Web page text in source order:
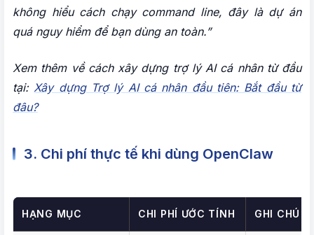
không hiểu cách chạy command line, đây là dự án
quá nguy hiểm để bạn dùng an toàn.”
Xem thêm về cách xây dựng trợ lý AI cá nhân từ đầu
tại:Xây dựng Trợ lý AI cá nhân đầu tiên: Bắt đầu từ
đâu?
3. Chi phí thực tế khi dùng OpenClaw
HẠNG MỤC CHI PHÍ ƯỚC TÍNH GHI CHÚ